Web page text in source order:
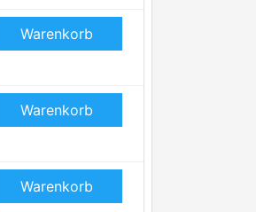
Warenkorb
Warenkorb
Warenkorb